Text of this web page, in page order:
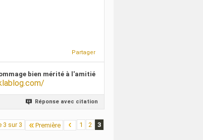
Partager
bien mérité à l'amitié
Réponse avec citation
3 sur 3 Première 1 2 3